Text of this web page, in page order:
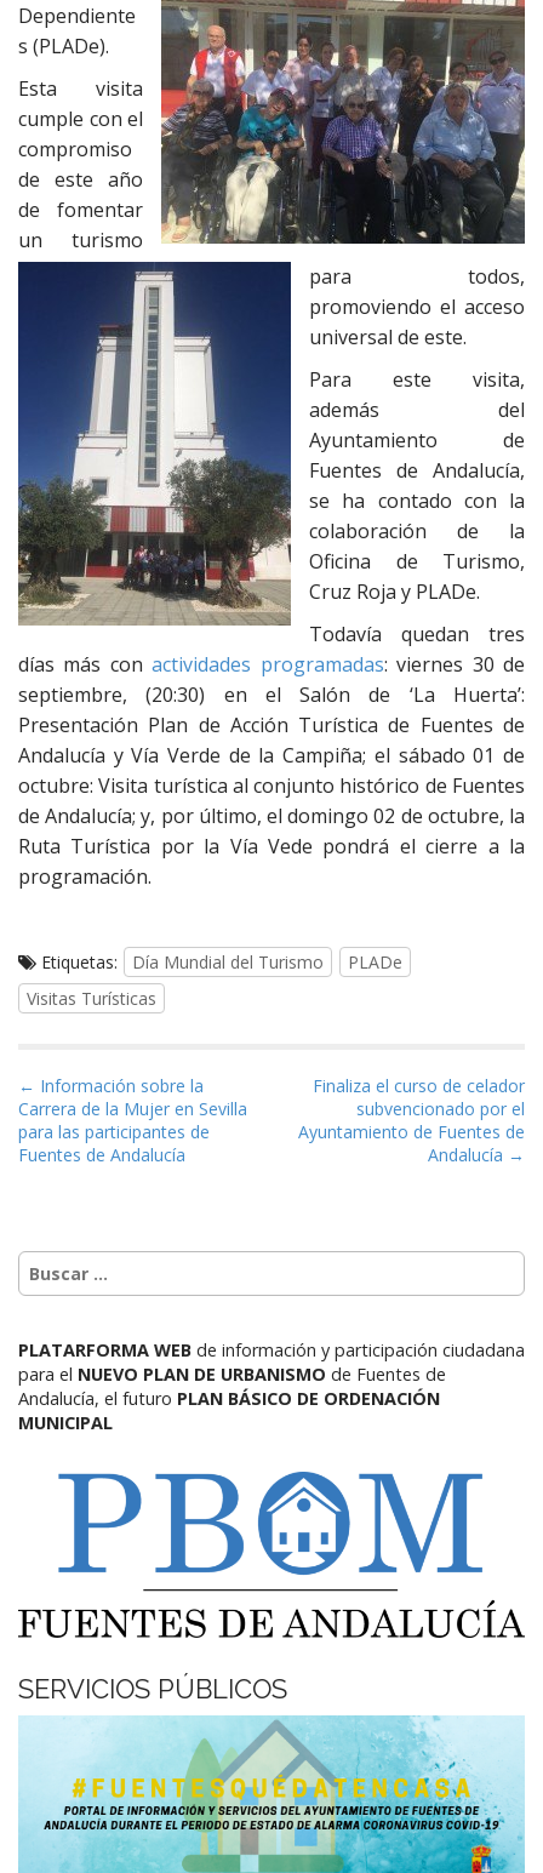
Dependiente
s (PLADe).
Esta visita
cumple con el
compromiso
de este año
de fomentar
un turismo
para todos,
promoviendo el acceso
universal de este.
Para este visita,
además del
Ayuntamiento de
Fuentes de Andalucía,
se ha contado con la
colaboración de la
Oficina de Turismo,
Cruz Roja y PLADe.
Todavía quedan tres
días más conactividades programadas: viernes 30 de
septiembre, (20:30) en el Salón de ‘La Huerta’:
Presentación Plan de Acción Turística de Fuentes de
Andalucía y Vía Verde de la Campiña; el sábado 01 de
octubre: Visita turística al conjunto histórico de Fuentes
de Andalucía; y, por último, el domingo 02 de octubre, la
Ruta Turística por la Vía Vede pondrá el cierre a la
programación.
Etiquetas: Día Mundial del Turismo
PLADe
Visitas Turísticas
Navegación de entradas
← Información sobre la
Carrera de la Mujer en Sevilla
para las participantes de
Fuentes de Andalucía
Finaliza el curso de celador
subvencionado por el
Ayuntamiento de Fuentes de
Andalucía →
PLATARFORMA WEB de información y participación ciudadana
para el NUEVO PLAN DE URBANISMO de Fuentes de
Andalucía, el futuro PLAN BÁSICO DE ORDENACIÓN
MUNICIPAL
SERVICIOS PÚBLICOS